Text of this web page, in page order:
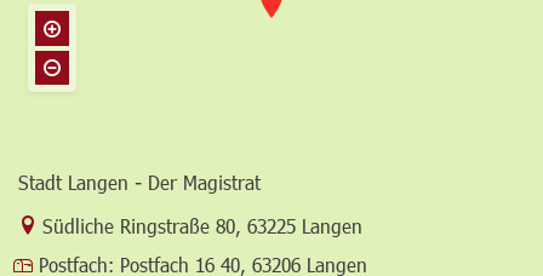
Stadt Langen - Der Magistrat
Link zur Google-Maps Navigation
Südliche Ringstraße 80, 63225 Langen
Postfach: Postfach 16 40, 63206 Langen